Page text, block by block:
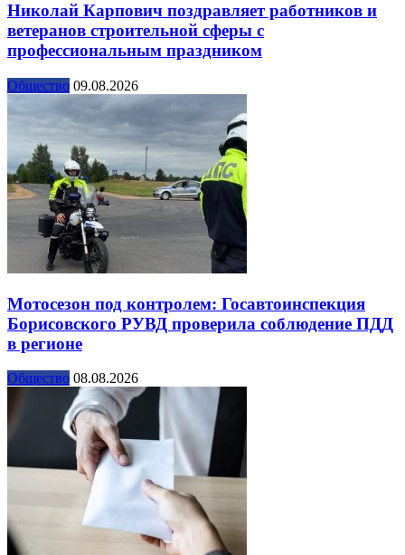
Николай Карпович поздравляет работников и
ветеранов строительной сферы с
профессиональным праздником
Общество 09.08.2026
Мотосезон под контролем: Госавтоинспекция
Борисовского РУВД проверила соблюдение ПДД
в регионе
Общество 08.08.2026